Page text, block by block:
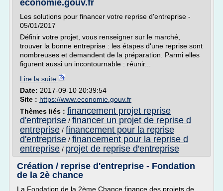
economie.gouv.fr
Les solutions pour financer votre reprise d'entreprise -
05/01/2017
Définir votre projet, vous renseigner sur le marché,
trouver la bonne entreprise : les étapes d'une reprise sont
nombreuses et demandent de la préparation. Parmi elles
figurent aussi un incontournable : réunir...
Lire la suite
Date: 2017-09-10 20:39:54
Site : https://www.economie.gouv.fr
Thèmes liés : financement projet reprise
d'entreprise / financer un projet de reprise d
entreprise / financement pour la reprise
d'entreprise / financement pour la reprise d
entreprise / projet de reprise d'entreprise
Création / reprise d'entreprise - Fondation
de la 2è chance
La Fondation de la 2ème Chance finance des projets de